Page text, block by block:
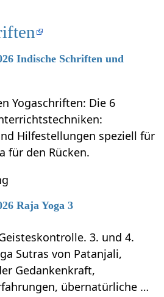
Indische Schriften und
Yogaschriften: Die 6
Hilfestellungen speziell für
für den Rücken.
Raja Yoga 3
3. und 4.
Sutras von Patanjali,
Gedankenkraft,
übernatürliche …